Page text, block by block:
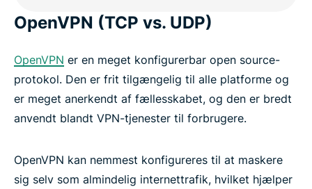
OpenVPN (TCP vs. UDP)
OpenVPN er en meget konfigurerbar open source-
protokol. Den er frit tilgængelig til alle platforme og
er meget anerkendt af fællesskabet, og den er bredt
anvendt blandt VPN-tjenester til forbrugere.
OpenVPN kan nemmest konfigureres til at maskere
sig selv som almindelig internettrafik, hvilket hjælper